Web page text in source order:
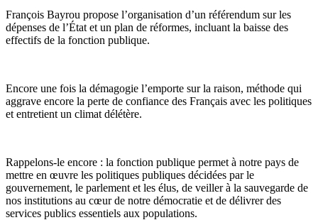
François Bayrou propose l’organisation d’un référendum sur les
dépenses de l’État et un plan de réformes, incluant la baisse des
effectifs de la fonction publique.
Encore une fois la démagogie l’emporte sur la raison, méthode qui
aggrave encore la perte de confiance des Français avec les politiques
et entretient un climat délétère.
Rappelons-le encore : la fonction publique permet à notre pays de
mettre en œuvre les politiques publiques décidées par le
gouvernement, le parlement et les élus, de veiller à la sauvegarde de
nos institutions au cœur de notre démocratie et de délivrer des
services publics essentiels aux populations.